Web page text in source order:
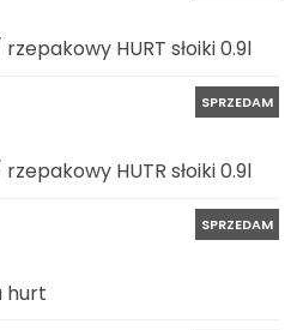
HURT słoiki 0.9l
SPRZEDAM
HUTR słoiki 0.9l
SPRZEDAM
hurt